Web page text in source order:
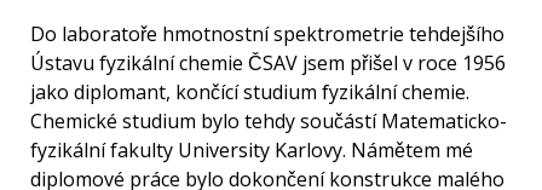
Do laboratoře hmotnostní spektrometrie tehdejšího
Ústavu fyzikální chemie ČSAV jsem přišel v roce 1956
jako diplomant, končící studium fyzikální chemie.
Chemické studium bylo tehdy součástí Matematicko-
fyzikální fakulty University Karlovy. Námětem mé
diplomové práce bylo dokončení konstrukce malého